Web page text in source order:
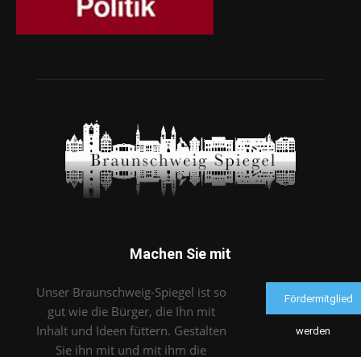
Machen Sie mit
Unser Braunschweig-Spiegel ist so
gut wie die Bürger, die Ihn mit
Inhalt und Ideen füttern. Gestalten
Sie ihn mit und mit ihm die
Fördermitglied
werden